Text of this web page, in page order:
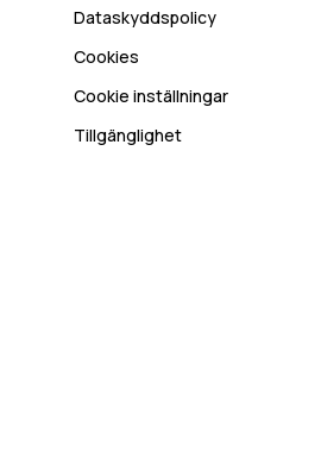
Dataskyddspolicy
Cookies
Cookie inställningar
Tillgänglighet